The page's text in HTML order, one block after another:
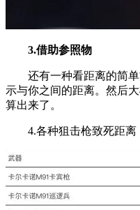
3.借助参照物
还有一种看距离的简单
示与你之间的距离。然后
算出来了。
4.各种狙击枪致死距离